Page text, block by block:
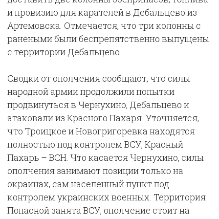
и провизию для карателей в Дебальцево из
Артемовска. Отмечается, что три колонны с
ранеными были беспрепятственно выпущены
с территории Дебальцево.
Сводки от ополчения сообщают, что силы
народной армии продолжили попытки
продвинуться в Чернухино, Дебальцево и
атаковали из Красного Пахаря. Уточняется,
что Троицкое и Новогригоревка находятся
полностью под контролем ВСУ, Красный
Пахарь – ВСН. Что касается Чернухино, силы
ополчения занимают позиции только на
окраинах, сам населенный пункт под
контролем украинских военных. Территория
Попасной занята ВСУ, ополчение стоит на